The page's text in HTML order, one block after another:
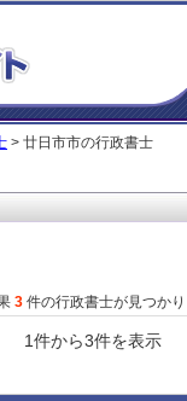
> 廿日市市の行政書士
3 件の行政書士が見つか
1件から3件を表